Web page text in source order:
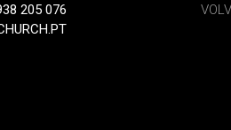
205 076